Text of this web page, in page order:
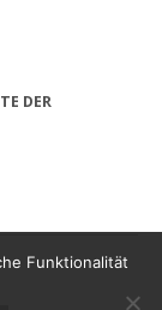
DER
Funktionalität